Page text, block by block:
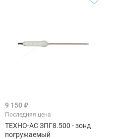
9 150 ₽
Последняя цена
ТЕХНО-АС ЗПГ8.500 - зонд
погружаемый